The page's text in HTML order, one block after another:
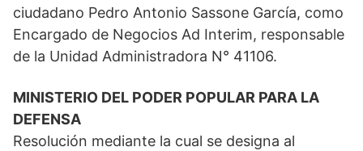
ciudadano Pedro Antonio Sassone García, como
Encargado de Negocios Ad Interim, responsable
de la Unidad Administradora N° 41106.
MINISTERIO DEL PODER POPULAR PARA LA
DEFENSA
Resolución mediante la cual se designa al